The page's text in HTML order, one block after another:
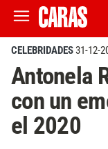
CELEBRIDADES31-12-
Antonela
con un
el 2020